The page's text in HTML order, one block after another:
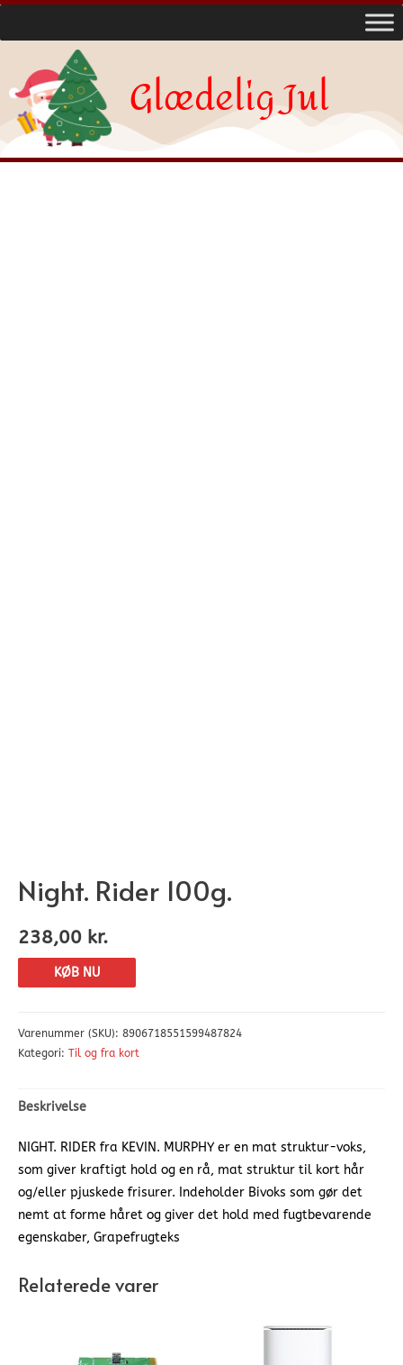
Glædelig Jul
Night. Rider 100g.
238,00 kr.
KØB NU
Varenummer (SKU): 8906718551599487824
Kategori: Til og fra kort
Beskrivelse
NIGHT. RIDER fra KEVIN. MURPHY er en mat struktur-voks,
som giver kraftigt hold og en rå, mat struktur til kort hår
og/eller pjuskede frisurer. Indeholder Bivoks som gør det
nemt at forme håret og giver det hold med fugtbevarende
egenskaber, Grapefrugteks
Relaterede varer